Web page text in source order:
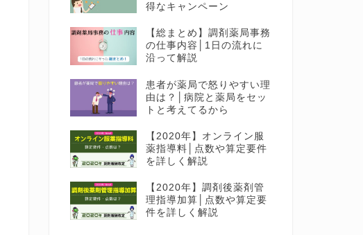
得なキャンペーン
【総まとめ】調剤薬局事務
の仕事内容│1日の流れに
沿って解説
患者が薬局で怒りやすい理
由は？│病院と薬局をセッ
トと考えてるから
【2020年】オンライン服
薬指導料│点数や算定要件
を詳しく解説
【2020年】調剤後薬剤管
理指導加算│点数や算定要
件を詳しく解説